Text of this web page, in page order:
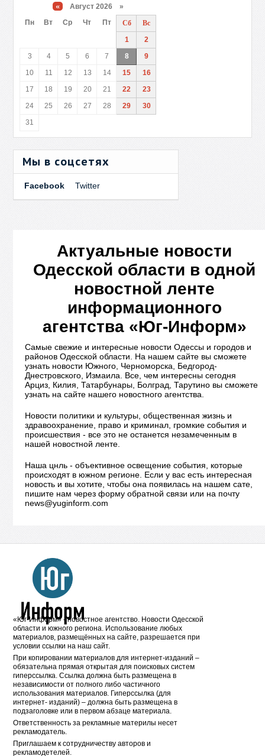
« Август 2026 »
Пн
Вт Ср Чт Пт Сб
Вс
1
2
3
4 5 6 7 8
9
10
11 12 13 14 15
16
17
18 19 20 21 22
23
24
25 26 27 28 29
30
31
Мы в соцсетях
Facebook Twitter
Актуальные новости
Одесской области в одной
новостной ленте
информационного
агентства «Юг-Информ»
Самые свежие и интересные новости Одессы и городов и
районов Одесской области. На нашем сайте вы сможете
узнать новости Южного, Черноморска, Бедгород-
Днестровского, Измаила. Все, чем интересны сегодня
Арциз, Килия, Татарбунары, Болград, Тарутино вы сможете
узнать на сайте нашего новостного агентства.
Новости политики и культуры, общественная жизнь и
здравоохранение, право и криминал, громкие события и
происшествия - все это не останется незамеченным в
нашей новостной ленте.
Наша цнль - объективное освещение события, которые
происходят в южном регионе. Если у вас есть интересная
новость и вы хотите, чтобы она появилась на нашем сате,
пишите нам через форму обратной связи или на почту
news@yuginform.com
«Юг-Информ» - новостное агентство. Новости Одесской
области и южного региона. Использование любых
материалов, размещённых на сайте, разрешается при
условии ссылки на наш сайт.
При копировании материалов для интернет-изданий –
обязательна прямая открытая для поисковых систем
гиперссылка. Ссылка должна быть размещена в
независимости от полного либо частичного
использования материалов. Гиперссылка (для
интернет- изданий) – должна быть размещена в
подзаголовке или в первом абзаце материала.
Ответственность за рекламные материлы несет
рекламодатель.
Приглашаем к сотрудничеству авторов и
рекламодетелей.